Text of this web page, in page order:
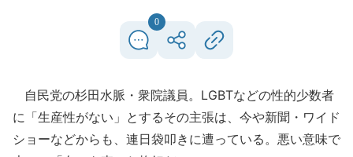
0
自民党の杉田水脈・衆院議員。LGBTなどの性的少数者
に「生産性がない」とするその主張は、今や新聞・ワイド
ショーなどからも、連日袋叩きに遭っている。悪い意味で